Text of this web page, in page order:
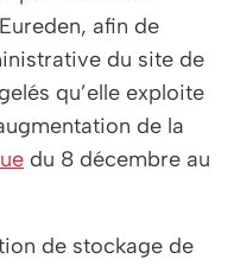
afin de
du site de
qu’elle exploite
de la
du 8 décembre au
de stockage de